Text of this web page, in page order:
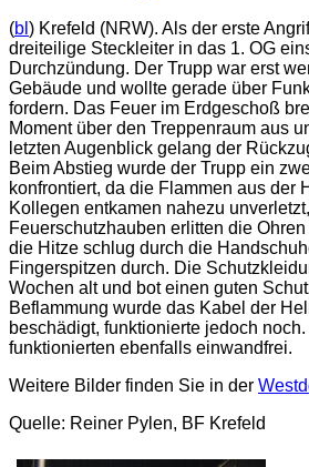
(bl ) Krefeld (NRW). Als der erste
dreiteilige Steckleiter in das 1. OG
Durchzündung. Der Trupp war erst
Gebäude und wollte gerade über
fordern. Das Feuer im Erdgeschoß
Moment über den Treppenraum aus
letzten Augenblick gelang der
Beim Abstieg wurde der Trupp ein
konfrontiert, da die Flammen aus der
Kollegen entkamen nahezu
Feuerschutzhauben erlitten die
die Hitze schlug durch die
Fingerspitzen durch. Die
Wochen alt und bot einen guten
Beflammung wurde das Kabel der
beschädigt, funktionierte jedoch
funktionierten ebenfalls einwandfrei.
Weitere Bilder finden Sie in der
Quelle: Reiner Pylen, BF Krefeld